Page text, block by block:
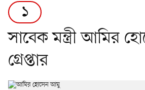
১
সাবেক মন্ত্রী আমির
গ্রেপ্তার